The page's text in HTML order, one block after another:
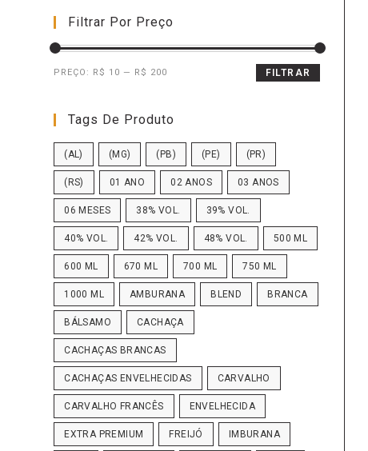
Filtrar Por Preço
FILTRAR
PREÇO: R$ 10 — R$ 200
Tags De Produto
(AL) (MG) (PB) (PE) (PR)
(RS) 01 ANO 02 ANOS 03 ANOS
06 MESES 38% VOL. 39% VOL.
40% VOL. 42% VOL. 48% VOL. 500 ML
600 ML 670 ML 700 ML 750 ML
1000 ML AMBURANA BLEND BRANCA
BÁLSAMO CACHAÇA
CACHAÇAS BRANCAS
CACHAÇAS ENVELHECIDAS CARVALHO
CARVALHO FRANCÊS ENVELHECIDA
EXTRA PREMIUM FREIJÓ IMBURANA